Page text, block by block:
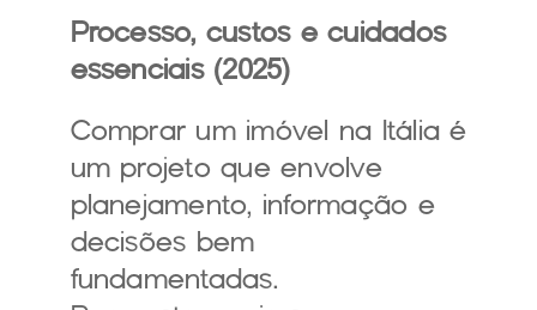
Processo, custos e cuidados
essenciais (2025)
Comprar um imóvel na Itália é
um projeto que envolve
planejamento, informação e
decisões bem
fundamentadas.